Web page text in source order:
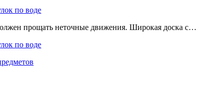
по воде
прощать неточные движения. Широкая доска с…
по воде